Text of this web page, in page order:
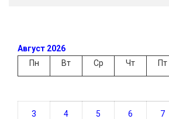
Август 2026
Пн
Вт Ср Чт Пт
3 4 5 6 7